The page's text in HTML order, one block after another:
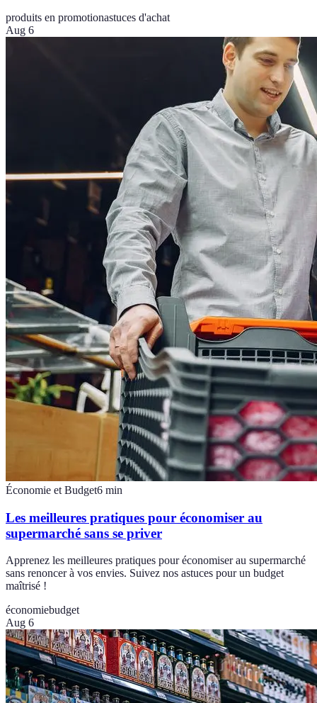
produits en promotionastuces d'achat
Aug 6
Économie et Budget6 min
Les meilleures pratiques pour économiser au
supermarché sans se priver
Apprenez les meilleures pratiques pour économiser au supermarché
sans renoncer à vos envies. Suivez nos astuces pour un budget
maîtrisé !
économiebudget
Aug 6